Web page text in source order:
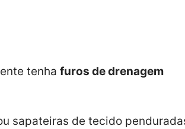
tenha furos de drenagem
sapateiras de tecido